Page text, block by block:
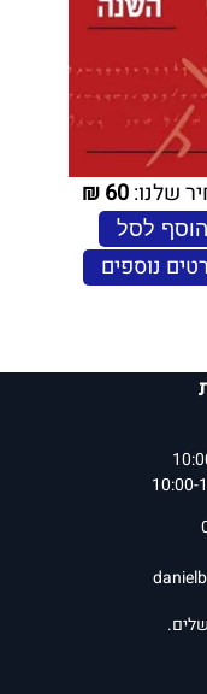
שלנו:60
₪
הוסף לסל
נוספים